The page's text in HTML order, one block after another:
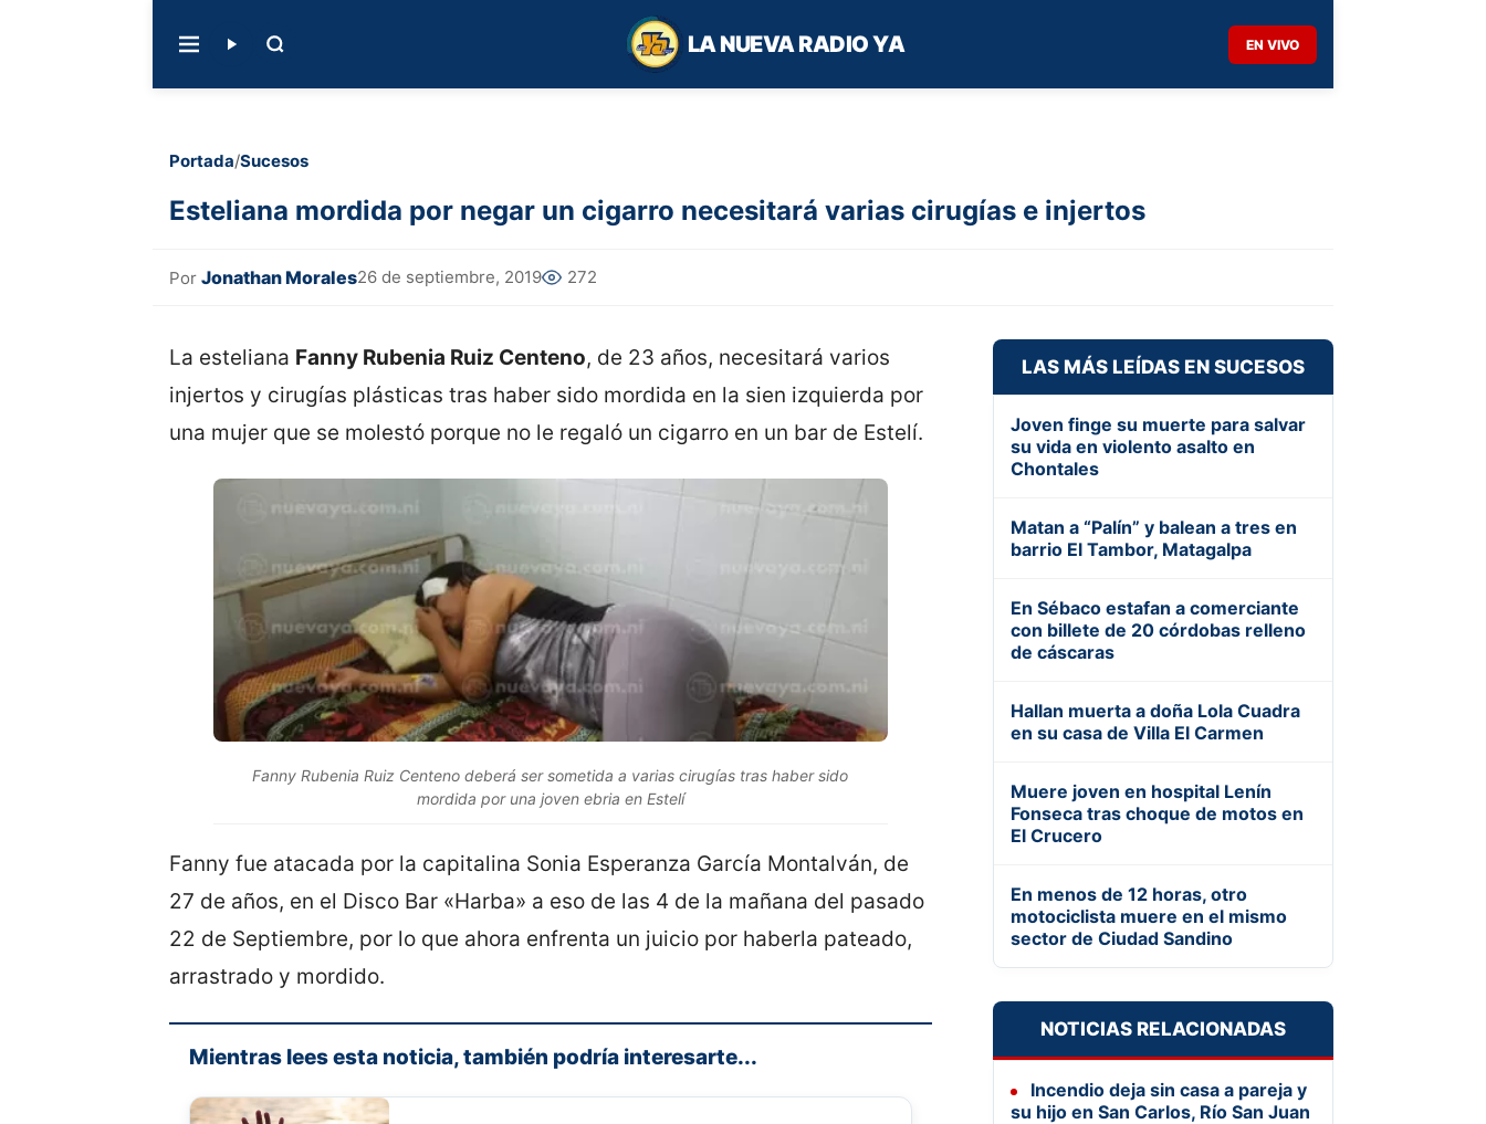
LA NUEVA RADIO YA EN VIVO
Portada/Sucesos
Esteliana mordida por negar un cigarro necesitará varias cirugías e injertos
Por Jonathan Morales26 de septiembre, 2019 272
La esteliana Fanny Rubenia Ruiz Centeno, de 23 años, necesitará varios
injertos y cirugías plásticas tras haber sido mordida en la sien izquierda por
una mujer que se molestó porque no le regaló un cigarro en un bar de Estelí.
Fanny Rubenia Ruiz Centeno deberá ser sometida a varias cirugías tras haber sido
mordida por una joven ebria en Estelí
Fanny fue atacada por la capitalina Sonia Esperanza García Montalván, de
27 de años, en el Disco Bar «Harba» a eso de las 4 de la mañana del pasado
22 de Septiembre, por lo que ahora enfrenta un juicio por haberla pateado,
arrastrado y mordido.
Mientras lees esta noticia, también podría interesarte...
LAS MÁS LEÍDAS EN SUCESOS
Joven finge su muerte para salvar
su vida en violento asalto en
Chontales
Matan a “Palín” y balean a tres en
barrio El Tambor, Matagalpa
En Sébaco estafan a comerciante
con billete de 20 córdobas relleno
de cáscaras
Hallan muerta a doña Lola Cuadra
en su casa de Villa El Carmen
Muere joven en hospital Lenín
Fonseca tras choque de motos en
El Crucero
En menos de 12 horas, otro
motociclista muere en el mismo
sector de Ciudad Sandino
NOTICIAS RELACIONADAS
Incendio deja sin casa a pareja y
su hijo en San Carlos, Río San Juan